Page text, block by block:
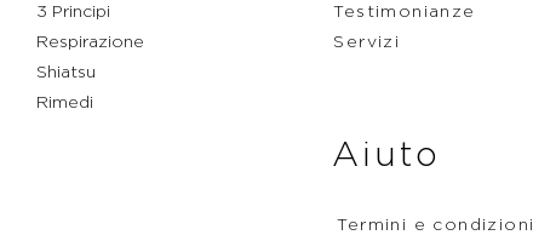
3 Principi
Respirazione
Shiatsu
Rimedi
Testimonianze
Servizi
Aiuto
Termini e condizioni